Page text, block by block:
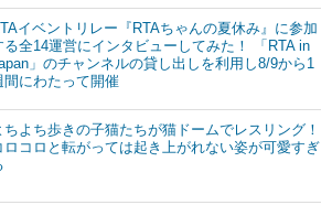
イベントリレー『RTAちゃんの夏休み』に参加
る全14運営にインタビューしてみた！ 「RTA in
」のチャンネルの貸し出しを利用し8/9から1
間にわたって開催
ちよち歩きの子猫たちが猫ドームでレスリング！
ロコロと転がっては起き上がれない姿が可愛すぎ